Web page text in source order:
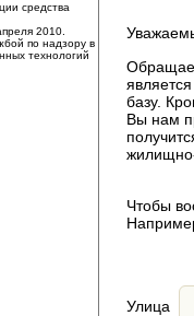
средства
2010.
по надзору в
технологий
базу.
Вы нам
Чтобы
Улица